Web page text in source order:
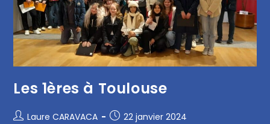
Les 1ères à Toulouse
Laure CARAVACA 22 janvier 2024